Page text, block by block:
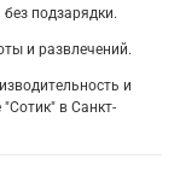
подзарядки.
и развлечений.
и
в Санкт-